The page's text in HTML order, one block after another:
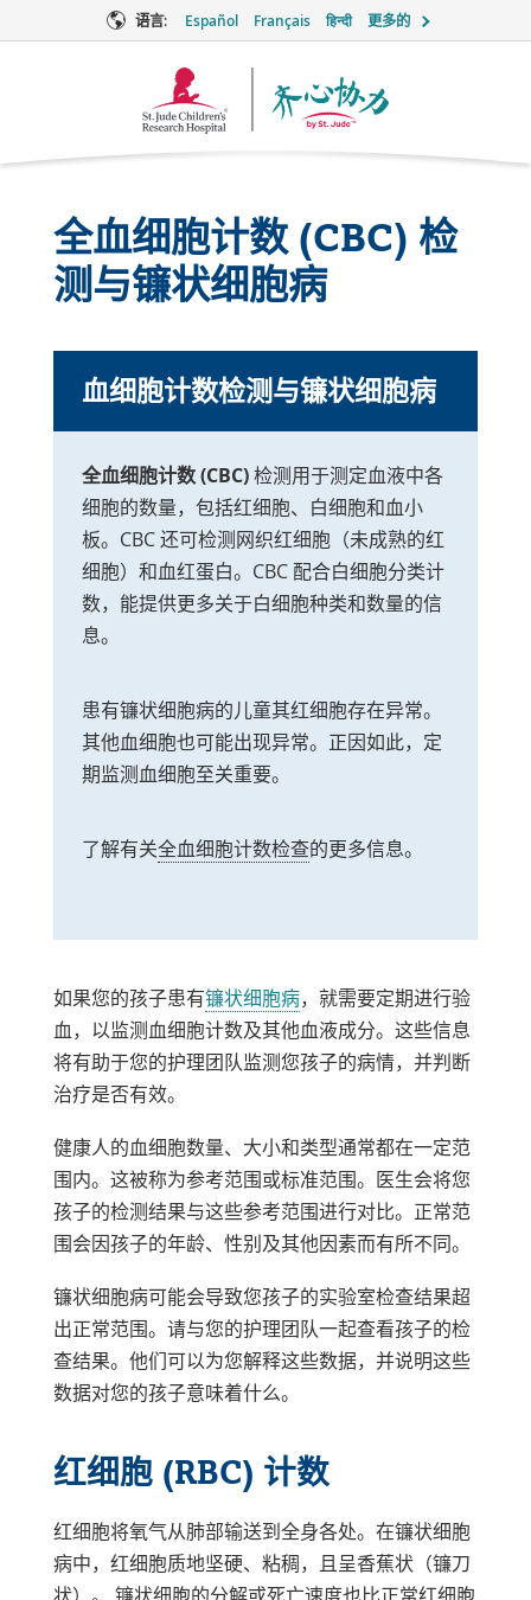
语言: Español Français हिन्दी 更多的
Together
全血细胞计数 (CBC) 检
测与镰状细胞病
血细胞计数检测与镰状细胞病
全血细胞计数 (CBC)检测用于测定血液中各
细胞的数量，包括红细胞、白细胞和血小
板。CBC 还可检测网织红细胞（未成熟的红
细胞）和血红蛋白。CBC 配合白细胞分类计
数，能提供更多关于白细胞种类和数量的信
息。
患有镰状细胞病的儿童其红细胞存在异常。
其他血细胞也可能出现异常。正因如此，定
期监测血细胞至关重要。
了解有关全血细胞计数检查的更多信息。
如果您的孩子患有镰状细胞病，就需要定期进行验
血，以监测血细胞计数及其他血液成分。这些信息
将有助于您的护理团队监测您孩子的病情，并判断
治疗是否有效。
健康人的血细胞数量、大小和类型通常都在一定范
围内。这被称为参考范围或标准范围。医生会将您
孩子的检测结果与这些参考范围进行对比。正常范
围会因孩子的年龄、性别及其他因素而有所不同。
镰状细胞病可能会导致您孩子的实验室检查结果超
出正常范围。请与您的护理团队一起查看孩子的检
查结果。他们可以为您解释这些数据，并说明这些
数据对您的孩子意味着什么。
红细胞 (RBC) 计数
红细胞将氧气从肺部输送到全身各处。在镰状细胞
病中，红细胞质地坚硬、粘稠，且呈香蕉状（镰刀